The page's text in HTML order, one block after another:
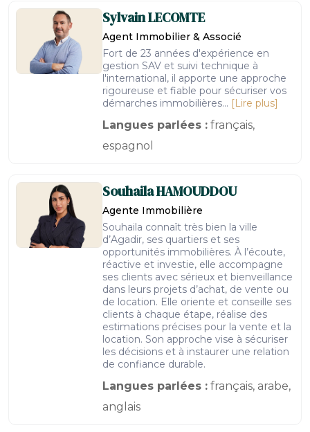
SylvainLECOMTE
Agent Immobilier & Associé
Fort de 23 années d'expérience en
gestion SAV et suivi technique à
l'international, il apporte une approche
rigoureuse et fiable pour sécuriser vos
démarches immobilières... [Lire plus]
Langues parlées : français,
espagnol
SouhailaHAMOUDDOU
Agente Immobilière
Souhaila connaît très bien la ville
d’Agadir, ses quartiers et ses
opportunités immobilières. À l’écoute,
réactive et investie, elle accompagne
ses clients avec sérieux et bienveillance
dans leurs projets d’achat, de vente ou
de location. Elle oriente et conseille ses
clients à chaque étape, réalise des
estimations précises pour la vente et la
location. Son approche vise à sécuriser
les décisions et à instaurer une relation
de confiance durable.
Langues parlées : français, arabe,
anglais